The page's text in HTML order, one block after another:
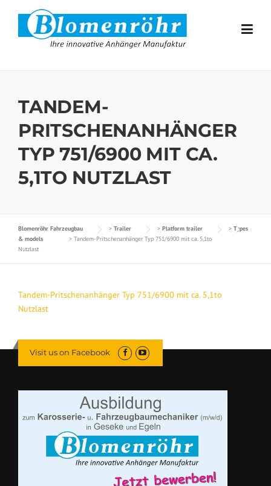
Skip to content
TANDEM-
PRITSCHENANHÄNGER
TYP 751/6900 MIT CA.
5,1TO NUTZLAST
Blomenröhr Fahrzeugbau > Trailer > Platform trailer > Types
& models
> Tandem-Pritschenanhänger Typ 751/6900 mit ca. 5,1to
Nutzlast
Tandem-Pritschenanhänger Typ 751/6900 mit ca. 5,1to
Nutzlast
Visit us on Facebook